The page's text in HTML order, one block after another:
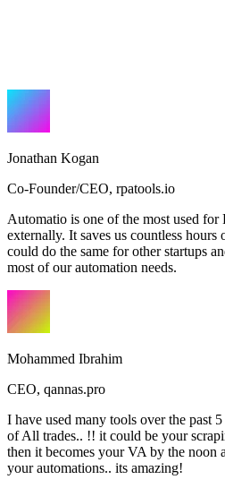
Jonathan Kogan
Co-Founder/CEO, rpatools.io
Automatio is one of the most used
externally. It saves us countless
could do the same for other startups
most of our automation needs.
Mohammed Ibrahim
CEO, qannas.pro
I have used many tools over the past
of All trades.. !! it could be your
then it becomes your VA by the noon
your automations.. its amazing!